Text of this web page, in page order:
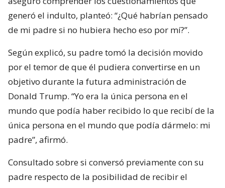
generó el indulto, planteó: “¿Qué habrían pensado
de mi padre si no hubiera hecho eso por mí?”.
Según explicó, su padre tomó la decisión movido
por el temor de que él pudiera convertirse en un
objetivo durante la futura administración de
Donald Trump. “Yo era la única persona en el
mundo que podía haber recibido lo que recibí de la
única persona en el mundo que podía dármelo: mi
padre”, afirmó.
Consultado sobre si conversó previamente con su
padre respecto de la posibilidad de recibir el